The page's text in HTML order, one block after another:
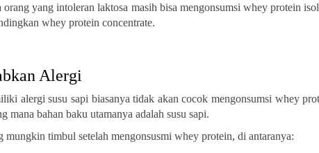
orang yang intoleran laktosa masih bisa mengonsumsi whey protein
whey protein concentrate.
Alergi
alergi susu sapi biasanya tidak akan cocok mengonsumsi whey
mana bahan baku utamanya adalah susu sapi.
mungkin timbul setelah mengonsusmi whey protein, di antaranya: